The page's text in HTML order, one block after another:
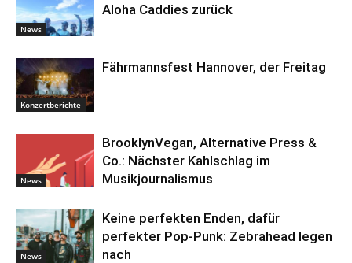
News
Aloha Caddies zurück
Konzertberichte
Fährmannsfest Hannover, der Freitag
News
BrooklynVegan, Alternative Press &
Co.: Nächster Kahlschlag im
Musikjournalismus
News
Keine perfekten Enden, dafür
perfekter Pop-Punk: Zebrahead legen
nach